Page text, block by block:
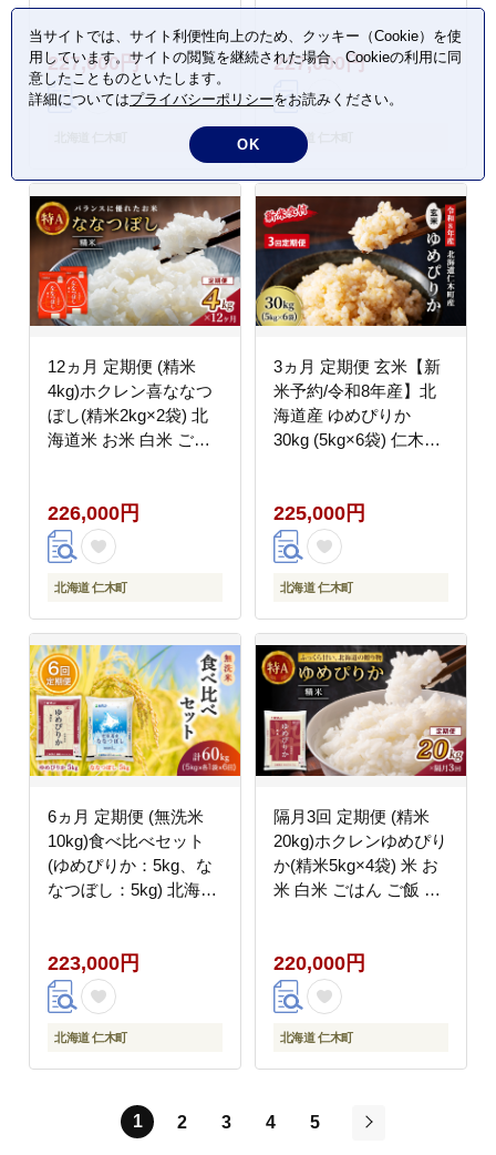
海道 こめ コメ 12回
[JA新おたる]
227,000円
ライス 和食 炭水化物
主食 おにぎり お弁当
ほど良い粘り 豊かな甘
おたる]
227,000円
北海道 仁木町
12ヵ月 定期便 (精米
4kg)ホクレン喜ななつ
ぼし(精米2kg×2袋) 北
海道米 お米 白米 ごは
お弁当 ほど良い粘り 豊
かな甘み つややか 特A
[JA新おたる]
226,000円
北海道 仁木町
3ヵ月 定期便 玄米【新
米予約/令和8年産】北
海道産 ゆめぴりか
30kg (5kg×6袋) 仁木町
ド米 おにぎり お弁当
産地直送 主食 ご飯[株
式会社 松原米穀]
225,000円
北海道 仁木町
6ヵ月 定期便 (無洗米
10kg)食べ比べセット
(ゆめぴりか：5kg、な
なつぼし：5kg) 北海道
物 主食 おにぎり お弁
当 ほど良い粘り 豊かな
甘み つややか セット
特A [JA新おたる]
223,000円
北海道 仁木町
隔月3回 定期便 (精米
20kg)ホクレンゆめぴり
か(精米5kg×4袋) 米 お
米 白米 ごはん ご飯 ラ
新おたる]
220,000円
北海道 仁木町
1 2 3 4
5
当サイトでは、サイト利便性向上のため、クッキー（Cookie）を使
用しています。サイトの閲覧を継続された場合、Cookieの利用に同
意したことものといたします。
詳細についてはプライバシーポリシーをお読みください。
OK